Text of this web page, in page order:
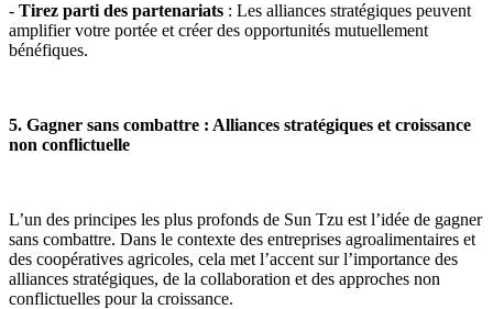
- Tirez parti des partenariats : Les alliances stratégiques peuvent
amplifier votre portée et créer des opportunités mutuellement
bénéfiques.
5. Gagner sans combattre : Alliances stratégiques et croissance
non conflictuelle
L’un des principes les plus profonds de Sun Tzu est l’idée de gagner
sans combattre. Dans le contexte des entreprises agroalimentaires et
des coopératives agricoles, cela met l’accent sur l’importance des
alliances stratégiques, de la collaboration et des approches non
conflictuelles pour la croissance.